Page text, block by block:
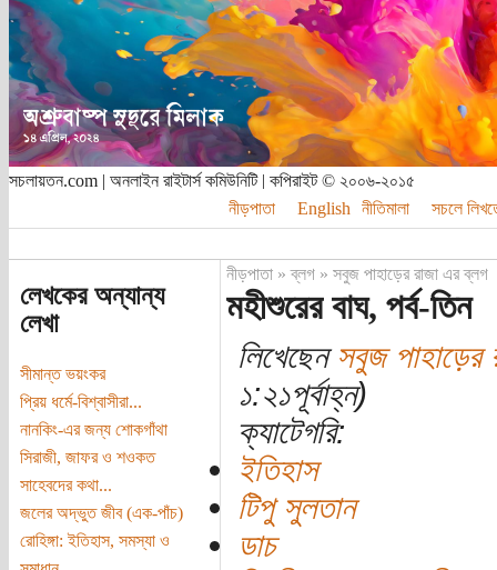
সচলায়তন.com | অনলাইন রাইটার্স কমিউনিটি | কপিরাইট © ২০০৬-২০১৫
নীড়পাতা
English নীতিমালা সচলে
লেখকের অন্যান্য
লেখা
সীমান্ত ভয়ংকর
প্রিয় ধর্মে-বিশ্বাসীরা...
নানকিং-এর জন্য শোকগাঁথা
সিরাজী, জাফর ও শওকত
সাহেবদের কথা...
জলের অদ্ভুত জীব (এক-পাঁচ)
রোহিঙ্গা: ইতিহাস, সমস্যা ও
নীড়পাতা»ব্লগ» সবুজ পাহাড়ের রাজা এর ব্লগ
মহীশুরের বাঘ, পর্ব-তিন
লিখেছেনসবুজ পাহাড়ের
১:২১পূর্বাহ্ন)
ক্যাটেগরি:
ইতিহাস
টিপু সুলতান
ডাচ